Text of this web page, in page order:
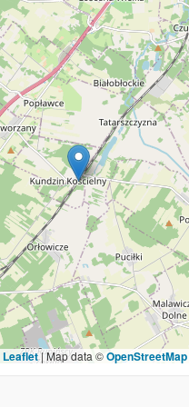
Leaflet|Map data ©OpenStreetMap